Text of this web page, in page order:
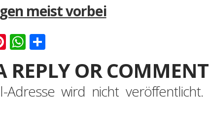
meist vorbei
Pinterest
WhatsApp
REPLY OR COMMENT
Adresse wird nicht veröffentlicht.